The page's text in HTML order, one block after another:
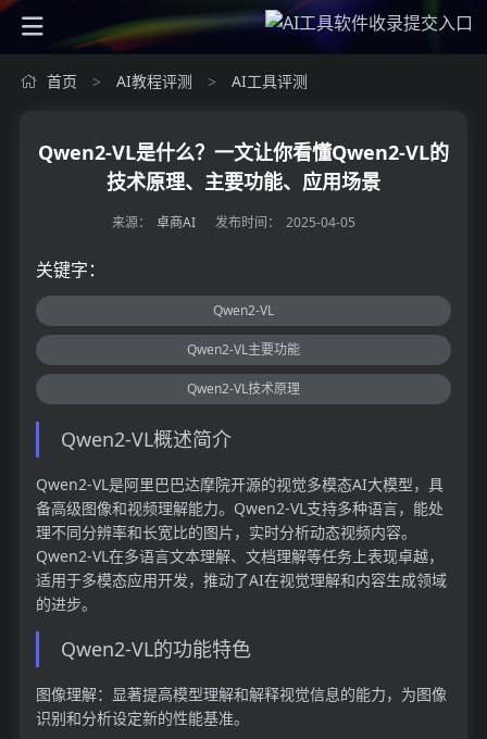
首页 > AI教程评测 > AI工具评测
Qwen2-VL是什么？一文让你看懂Qwen2-VL的
技术原理、主要功能、应用场景
来源： 卓商AI 发布时间： 2025-04-05
关键字：
Qwen2-VL
Qwen2-VL主要功能
Qwen2-VL技术原理
Qwen2-VL概述简介
Qwen2-VL是阿里巴巴达摩院开源的视觉多模态AI大模型，具
备高级图像和视频理解能力。Qwen2-VL支持多种语言，能处
理不同分辨率和长宽比的图片，实时分析动态视频内容。
Qwen2-VL在多语言文本理解、文档理解等任务上表现卓越，
适用于多模态应用开发，推动了AI在视觉理解和内容生成领域
的进步。
Qwen2-VL的功能特色
图像理解：显著提高模型理解和解释视觉信息的能力，为图像
识别和分析设定新的性能基准。